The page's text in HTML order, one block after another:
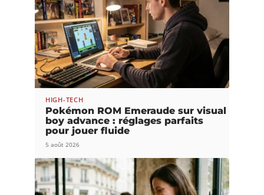
HIGH-TECH
Pokémon ROM Emeraude sur visual
boy advance : réglages parfaits
pour jouer fluide
5 août 2026